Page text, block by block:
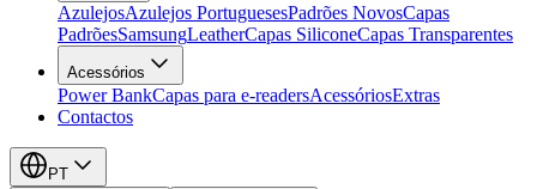
AzulejosAzulejos PortuguesesPadrões NovosCapas
PadrõesSamsungLeatherCapas SiliconeCapas Transparentes
Acessórios
Power BankCapas para e-readersAcessóriosExtras
Contactos
PT